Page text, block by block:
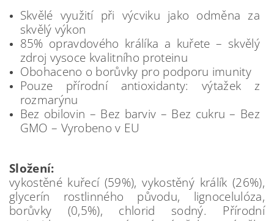
Skvělé využití při výcviku jako odměna za
skvělý výkon
85% opravdového králíka a kuřete – skvělý
zdroj vysoce kvalitního proteinu
Obohaceno o borůvky pro podporu imunity
Pouze přírodní antioxidanty: výtažek z
rozmarýnu
Bez obilovin – Bez barviv – Bez cukru – Bez
GMO – Vyrobeno v EU
Složení:
vykostěné kuřecí (59%), vykostěný králík (26%),
glycerín rostlinného původu, lignocelulóza,
borůvky (0,5%), chlorid sodný. Přírodní